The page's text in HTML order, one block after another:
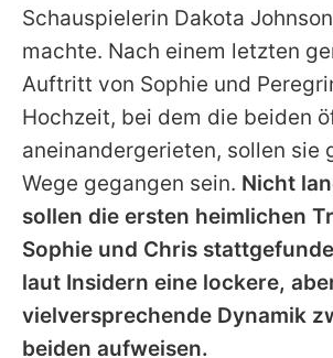
Schauspielerin Dakota
machte. Nach einem letzten
Auftritt von Sophie und
Hochzeit, bei dem die beiden
aneinandergerieten, sollen sie
Wege gegangen sein. Nicht
sollen die ersten heimlichen
Sophie und Chris
laut Insidern eine lockere,
vielversprechende Dynamik
beiden aufweisen.